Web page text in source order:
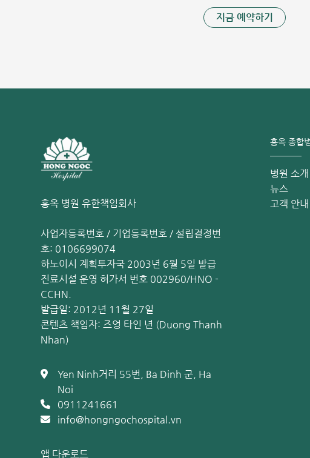
난소 낭종을 유발하는 주요 원인은 아직 명확하게 밝혀지지 않았
비계 장애, 갑상선 기능 저하, 그리고 유전적 요인과 관련이 있습니
유전적 요인:
어머니, 언니, 또는 여동생 중 난소 낭종을 앓았던 가족력이 있는
기타 요인:
이 외에도, 높은 물질적 생활 수준, 늦은 출산 및 적은 자녀 수는
에게 종양을 유발하는 주요 원인입니다. 또한, 유방 종양 병력이
질염: 6가지 증상, 5가지 원인, 4가지 치료법
[경고] 임산부의 전자간증 - 위험한 합병증
난소 낭종의 전형적인 증상
지금 예약하기
홍옥 병원 유한책임회사
사업자등록번호 / 기업등록번호 / 설립결정번
호: 0106699074
하노이시 계획투자국 2003년 6월 5일 발급
진료시설 운영 허가서 번호 002960/HNO -
CCHN.
발급일: 2012년 11월 27일
콘텐츠 책임자: 즈엉 타인 년 (Duong Thanh
Nhan)
Yen Ninh거리 55번, Ba Dinh 군, Ha
Noi
0911241661
info@hongngochospital.vn
앱 다운로드
홍옥 종합
병원 소개
뉴스
고객 안내